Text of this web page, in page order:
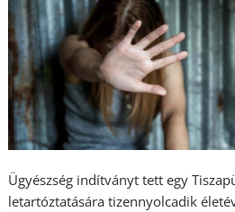
Ügyészség indítványt tett egy
letartóztatására tizennyolcadik